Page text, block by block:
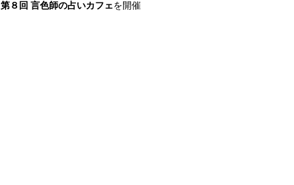
第８回 言色師の占いカフェを開催